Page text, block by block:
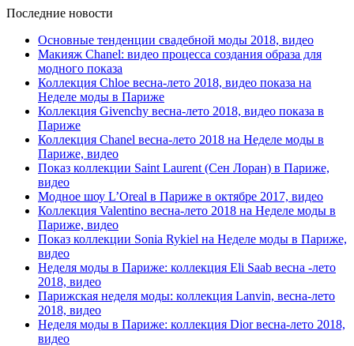
Последние новости
Основные тенденции свадебной моды 2018, видео
Макияж Chanel: видео процесса создания образа для
модного показа
Коллекция Chloe весна-лето 2018, видео показа на
Неделе моды в Париже
Коллекция Givenchy весна-лето 2018, видео показа в
Париже
Коллекция Chanel весна-лето 2018 на Неделе моды в
Париже, видео
Показ коллекции Saint Laurent (Сен Лоран) в Париже,
видео
Модное шоу L’Oreal в Париже в октябре 2017, видео
Коллекция Valentino весна-лето 2018 на Неделе моды в
Париже, видео
Показ коллекции Sonia Rykiel на Неделе моды в Париже,
видео
Неделя моды в Париже: коллекция Eli Saab весна -лето
2018, видео
Парижская неделя моды: коллекция Lanvin, весна-лето
2018, видео
Неделя моды в Париже: коллекция Dior весна-лето 2018,
видео